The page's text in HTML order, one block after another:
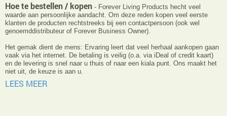
Hoe te bestellen / kopen- Forever Living Products hecht veel
waarde aan persoonlijke aandacht. Om deze reden kopen veel eerste
klanten de producten rechtstreeks bij een contactpersoon (ook wel
genoemddistributeur of Forever Business Owner).
Het gemak dient de mens: Ervaring leert dat veel herhaal aankopen gaan
vaak via het internet. De betaling is veilig (o.a. via iDeal of credit kaart)
en de levering is snel naar u thuis of naar een kiala punt. Ons maakt het
niet uit, de keuze is aan u.
LEES MEER